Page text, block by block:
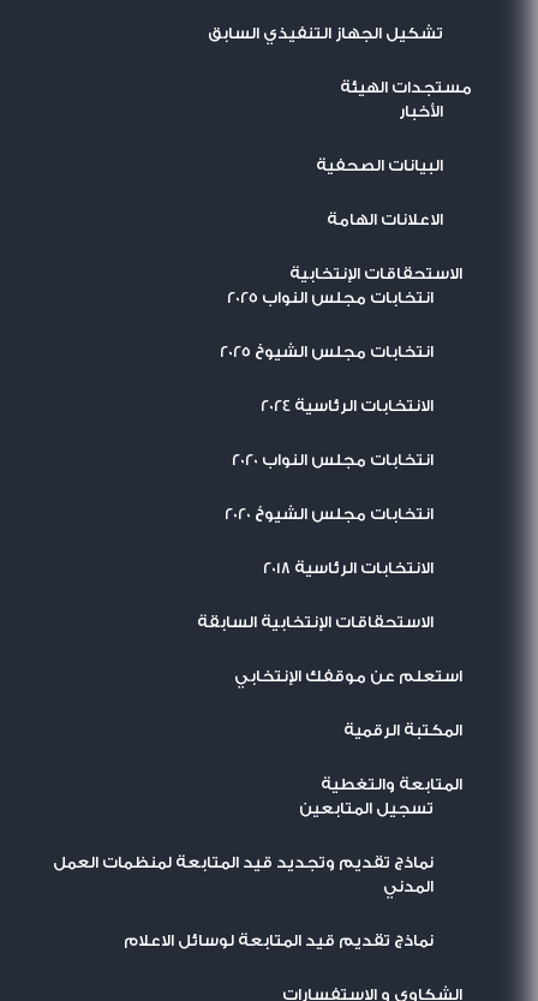
تشكيل الجهاز التنفيذي السابق
مستجدات الهيئة
اﻷخبار
البيانات الصحفية
الاعلانات الهامة
الاستحقاقات الإنتخابية
انتخابات مجلس النواب 2025
انتخابات مجلس الشيوخ 2025
الانتخابات الرئاسية 2024
انتخابات مجلس النواب 2020
انتخابات مجلس الشيوخ 2020
الانتخابات الرئاسية 2018
الاستحقاقات الإنتخابية السابقة
استعلم عن موقفك الإنتخابي
المكتبة الرقمية
المتابعة والتغطية
تسجيل المتابعين
نماذج تقديم وتجديد قيد المتابعة لمنظمات العمل
المدني
نماذج تقديم قيد المتابعة لوسائل الاعلام
الشكاوى و الاستفسارات